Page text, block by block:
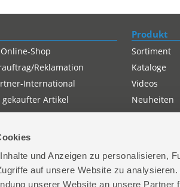
und Anzeigen zu personalisieren,
auf unsere Website zu
unserer Website an unsere Partner
Shop
Reklamation
International
gekaufter Artikel
Produkt
Sortiment
Kataloge
Videos
Neuheiten